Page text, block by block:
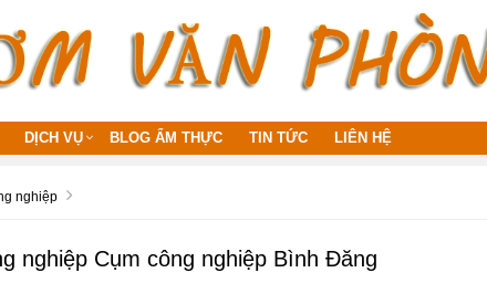
DỊCH VỤ BLOG ẨM THỰC TIN TỨC LIÊN HỆ
nghiệp
nghiệp Cụm công nghiệp Bình Đăng